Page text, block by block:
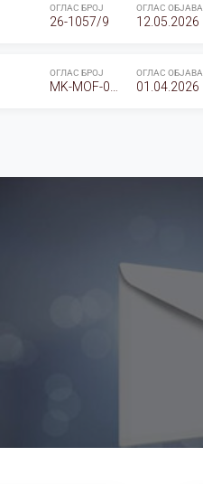
ОГЛАС БРОЈ
26-1057/9
ОГЛАС ОБЈАВА
12.05.2026
ОГЛАС БРОЈ ОГЛАС ОБЈАВА
01.04.2026